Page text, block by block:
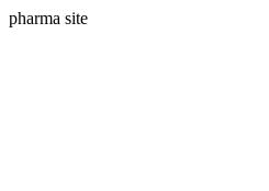
pharma site